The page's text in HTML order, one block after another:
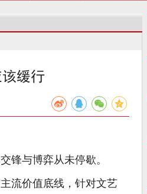
缓行
锋与博弈从未停歇。
流价值底线，针对文艺